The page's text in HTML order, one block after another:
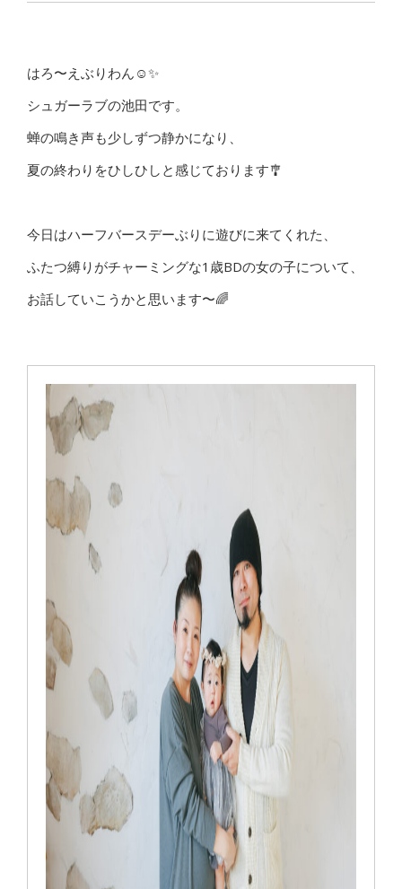
はろ〜えぶりわん☺️✨
シュガーラブの池田です。
蝉の鳴き声も少しずつ静かになり、
夏の終わりをひしひしと感じております🎐
今日はハーフバースデーぶりに遊びに来てくれた、
ふたつ縛りがチャーミングな1歳BDの女の子について、
お話していこうかと思います〜🌈